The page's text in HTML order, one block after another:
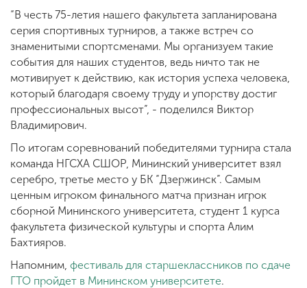
“В честь 75-летия нашего факультета запланирована
серия спортивных турниров, а также встреч со
знаменитыми спортсменами. Мы организуем такие
события для наших студентов, ведь ничто так не
мотивирует к действию, как история успеха человека,
который благодаря своему труду и упорству достиг
профессиональных высот”, - поделился Виктор
Владимирович.
По итогам соревнований победителями турнира стала
команда НГСХА СШОР, Мининский университет взял
серебро, третье место у БК “Дзержинск”. Самым
ценным игроком финального матча признан игрок
сборной Мининского университета, студент 1 курса
факультета физической культуры и спорта Алим
Бахтияров.
Напомним, фестиваль для старшеклассников по сдаче
ГТО пройдет в Мининском университете.